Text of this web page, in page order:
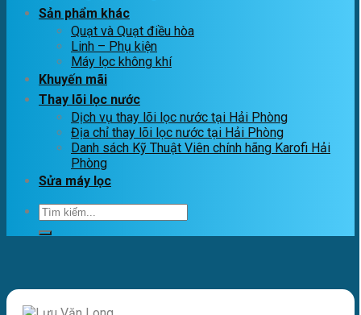
Sản phẩm khác
Quạt và Quạt điều hòa
Linh – Phụ kiện
Máy lọc không khí
Khuyến mãi
Thay lõi lọc nước
Dịch vụ thay lõi lọc nước tại Hải Phòng
Địa chỉ thay lõi lọc nước tại Hải Phòng
Danh sách Kỹ Thuật Viên chính hãng Karofi Hải
Phòng
Sửa máy lọc
Tìm
kiếm: